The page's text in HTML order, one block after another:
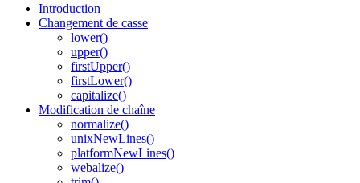
Introduction
Changement de casse
lower()
upper()
firstUpper()
firstLower()
capitalize()
Modification de chaîne
normalize()
unixNewLines()
platformNewLines()
webalize()